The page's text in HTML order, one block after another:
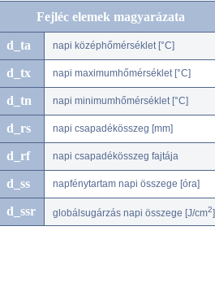
Fejléc elemek magyarázata
d_ta napi középhőmérséklet [°C]
d_tx napi maximumhőmérséklet [°C]
d_tn napi minimumhőmérséklet [°C]
d_rs napi csapadékösszeg [mm]
d_rf napi csapadékösszeg fajtája
d_ss napfénytartam napi összege [óra]
d_ssr globálsugárzás napi összege [J/cm2]